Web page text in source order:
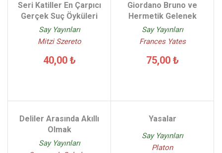
Seri Katiller En Çarpıcı
Gerçek Suç Öyküleri
Say Yayınları
Mitzi Szereto
40,00 ₺
Giordano Bruno ve
Hermetik Gelenek
Say Yayınları
Frances Yates
75,00 ₺
Deliler Arasında Akıllı
Olmak
Say Yayınları
Yasalar
Say Yayınları
Platon